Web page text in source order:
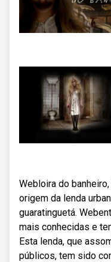
Webloira do
origem da lenda
guaratinguetá.
mais conhecidas e
Esta lenda, que
públicos, tem sido